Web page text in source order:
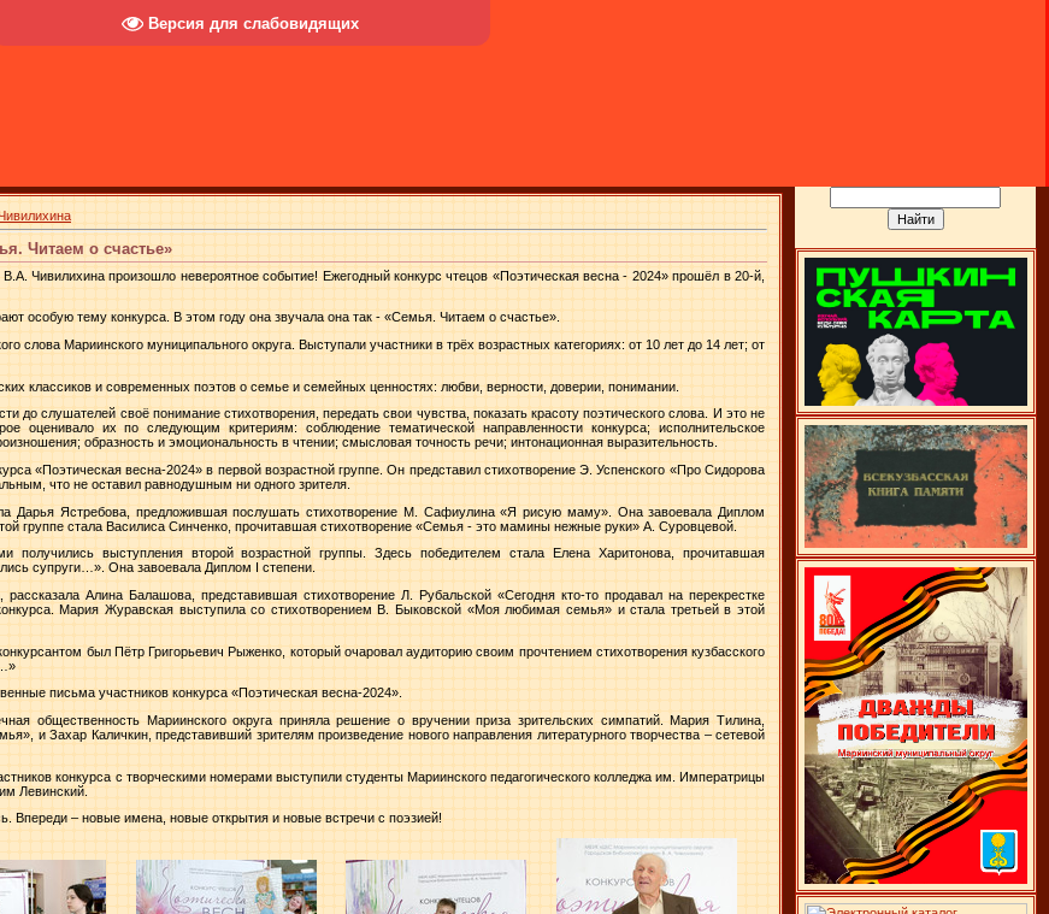
Версия для слабовидящих
Читаем о счастье»
Чивилихина произошло невероятное событие! Ежегодный конкурс чтецов «Поэтическая весна - 2024» прошёл в 20-й,
особую тему конкурса. В этом году она звучала она так - «Семья. Читаем о счастье».
слова Мариинского муниципального округа. Выступали участники в трёх возрастных категориях: от 10 лет до 14 лет; от
классиков и современных поэтов о семье и семейных ценностях: любви, верности, доверии, понимании.
до слушателей своё понимание стихотворения, передать свои чувства, показать красоту поэтического слова. И это не
оценивало их по следующим критериям: соблюдение тематической направленности конкурса; исполнительское
образность и эмоциональность в чтении; смысловая точность речи; интонационная выразительность.
«Поэтическая весна-2024» в первой возрастной группе. Он представил стихотворение Э. Успенского «Про Сидорова
что не оставил равнодушным ни одного зрителя.
Дарья Ястребова, предложившая послушать стихотворение М. Сафиулина «Я рисую маму». Она завоевала Диплом
группе стала Василиса Синченко, прочитавшая стихотворение «Семья - это мамины нежные руки» А. Суровцевой.
получились выступления второй возрастной группы. Здесь победителем стала Елена Харитонова, прочитавшая
супруги…». Она завоевала Диплом I степени.
Алина Балашова, представившая стихотворение Л. Рубальской «Сегодня кто-то продавал на перекрестке
Мария Журавская выступила со стихотворением В. Быковской «Моя любимая семья» и стала третьей в этой
был Пётр Григорьевич Рыженко, который очаровал аудиторию своим прочтением стихотворения кузбасского
письма участников конкурса «Поэтическая весна-2024».
общественность Мариинского округа приняла решение о вручении приза зрительских симпатий. Мария Тилина,
и Захар Каличкин, представивший зрителям произведение нового направления литературного творчества – сетевой
конкурса с творческими номерами выступили студенты Мариинского педагогического колледжа им. Императрицы
Левинский.
Впереди – новые имена, новые открытия и новые встречи с поэзией!